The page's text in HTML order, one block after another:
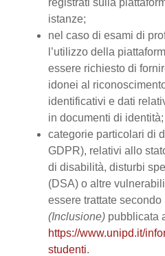
registrati sulla
istanze;
nel caso di esami di
l’utilizzo della
essere richiesto di
idonei al
identificativi e dati
in documenti di identità;
categorie particolari di
GDPR), relativi allo
di disabilità, disturbi
(DSA) o altre
essere trattate secondo
(Inclusione) pubblicata
https://www.unipd.it/
studenti.